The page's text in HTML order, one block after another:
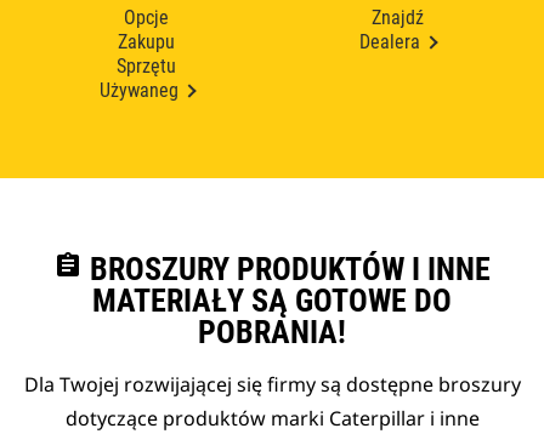
Opcje
Zakupu
Sprzętu
Używaneg
Znajdź
Dealera
assignment BROSZURY PRODUKTÓW I INNE
MATERIAŁY SĄ GOTOWE DO
POBRANIA!
Dla Twojej rozwijającej się firmy są dostępne broszury
dotyczące produktów marki Caterpillar i inne